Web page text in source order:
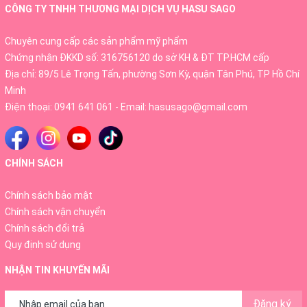
Chondtoitin natri sulfat: Chất này tăng khả năng thải độc,
trường của gan, ngăn ngừa ung thư gan.
Các dưỡng chất hoàng kỳ, kỷ tử, tỏi có tính kháng sinh,
kháng viêm. Giúp loại bỏ các độc tố đang làm hại đến gan.
Giúp dưỡng gan, làm mát gan và cân bằng nội tiết trong
Các loại vitamin nhóm B tăng cường khả năng hấp thụ của
gan và thúc đẩy quá trình phục hồi diễn ra nhanh mà vững
Công dụng của nước uống bổ gan Zeria
Hepalyse II
CÔNG TY TNHH THƯƠNG MẠI DỊCH VỤ HASU SAGO
Chuyên cung cấp các sản phẩm mỹ phẩm
Chứng nhận ĐKKD số: 316756120 do sở KH & ĐT TP.HCM cấp
Địa chỉ: 89/5 Lê Trọng Tấn, phường Sơn Kỳ, quận Tân Phú, TP Hồ Chí
Minh
Điện thoại: 0941 641 061 - Email: hasusago@gmail.com
CHÍNH SÁCH
Chính sách bảo mật
Chính sách vận chuyển
Chính sách đổi trả
Quy định sử dụng
NHẬN TIN KHUYẾN MÃI
Đăng ký